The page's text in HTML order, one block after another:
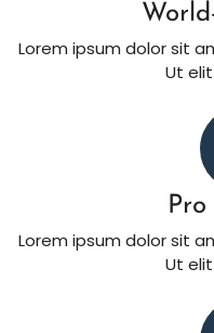
Lorem ipsum dolor sit
Ut
Pro
Lorem ipsum dolor sit
Ut